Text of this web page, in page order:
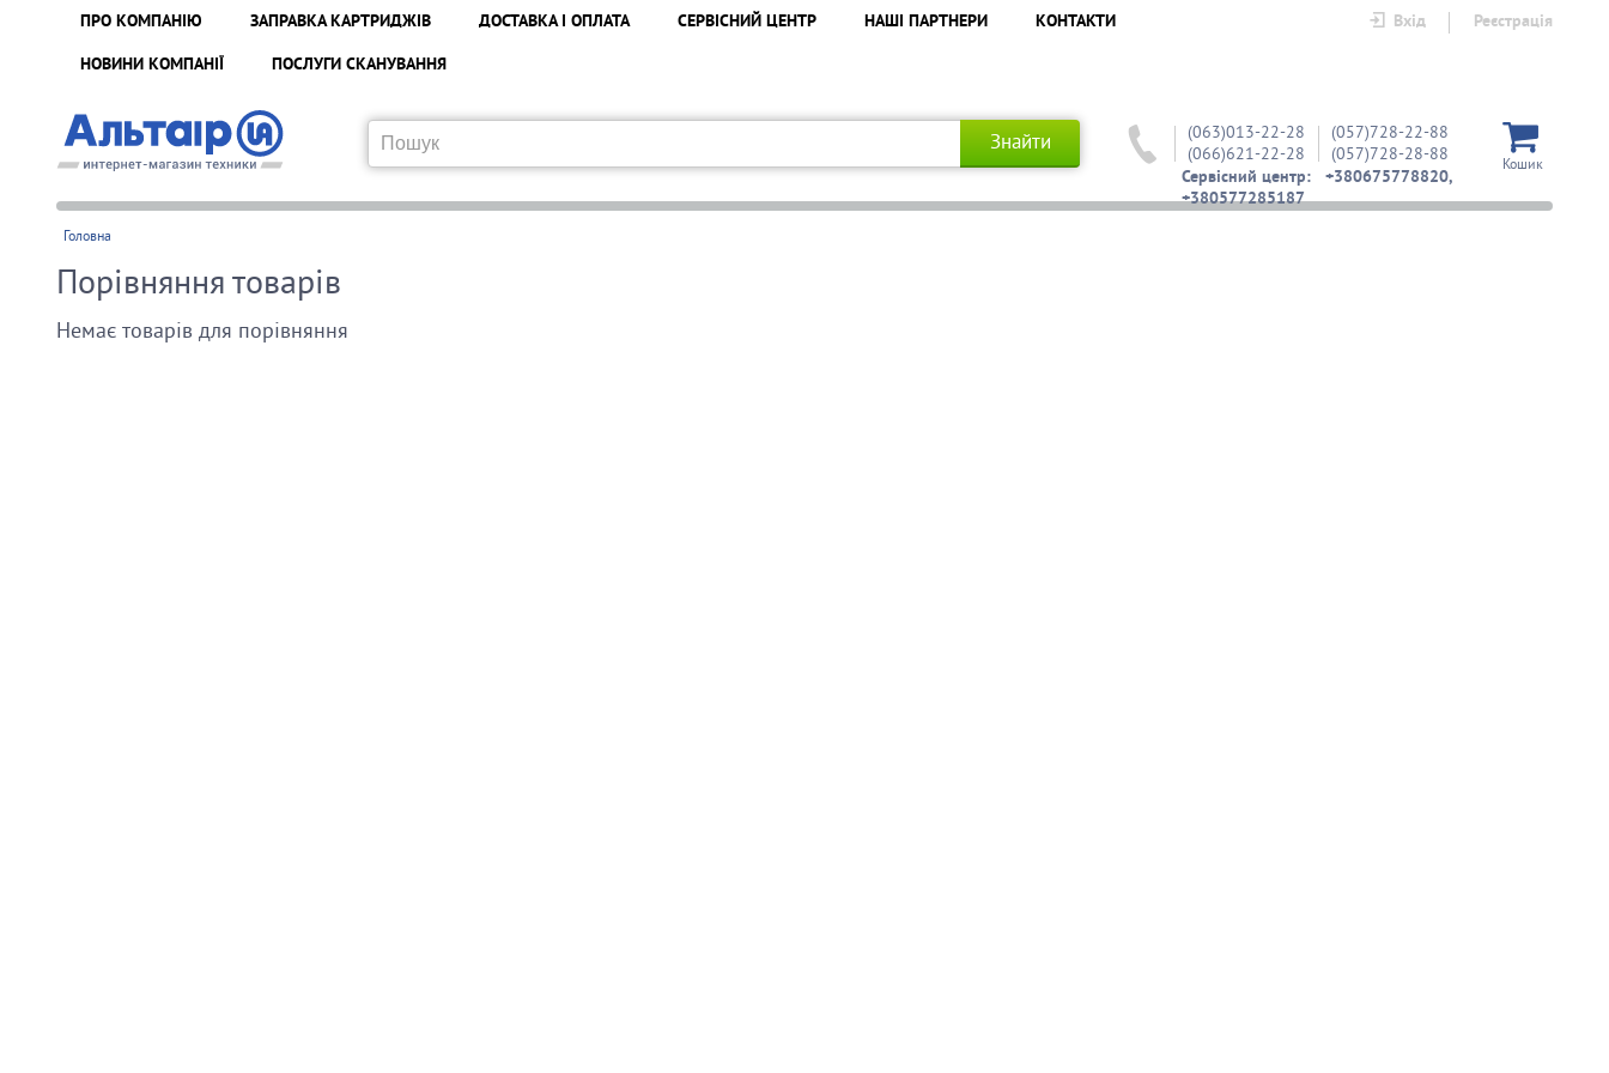
ПРО КОМПАНІЮ ЗАПРАВКА КАРТРИДЖІВ ДОСТАВКА І ОПЛАТА СЕРВІСНИЙ ЦЕНТР НАШІ ПАРТНЕРИ КОНТАКТИ
НОВИНИ КОМПАНІЇ ПОСЛУГИ СКАНУВАННЯ
Вхід Реєстрація
Кошик
(063)013-22-28
(066)621-22-28
(057)728-22-88
(057)728-28-88
Сервісний центр: +380675778820,
+380577285187
Знайти
Головна
Порівняння товарів
Немає товарів для порівняння